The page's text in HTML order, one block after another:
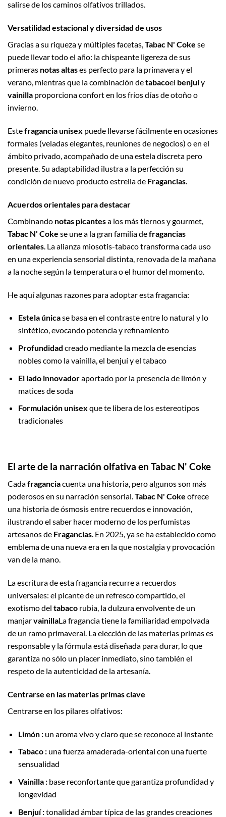
salirse de los caminos olfativos trillados.
Versatilidad estacional y diversidad de usos
Gracias a su riqueza y múltiples facetas,Tabac N' Coke se
puede llevar todo el año: la chispeante ligereza de sus
primeras notas altases perfecto para la primavera y el
verano, mientras que la combinación detabacoel benjuíy
vainilla proporciona confort en los fríos días de otoño o
invierno.
Estefragancia unisex puede llevarse fácilmente en ocasiones
formales (veladas elegantes, reuniones de negocios) o en el
ámbito privado, acompañado de una estela discreta pero
presente. Su adaptabilidad ilustra a la perfección su
condición de nuevo producto estrella de Fragancias.
Acuerdos orientales para destacar
Combinando notas picantesa los más tiernos y gourmet,
Tabac N' Coke se une a la gran familia defragancias
orientales. La alianza miosotis-tabaco transforma cada uso
en una experiencia sensorial distinta, renovada de la mañana
a la noche según la temperatura o el humor del momento.
He aquí algunas razones para adoptar esta fragancia:
Estela únicase basa en el contraste entre lo natural y lo
sintético, evocando potencia y refinamiento
Profundidad creado mediante la mezcla de esencias
nobles como la vainilla, el benjuí y el tabaco
El lado innovadoraportado por la presencia de limón y
matices de soda
Formulación unisex que te libera de los estereotipos
tradicionales
El arte de la narración olfativa en Tabac N' Coke
Cadafraganciacuenta una historia, pero algunos son más
poderosos en su narración sensorial.Tabac N' Coke ofrece
una historia de ósmosis entre recuerdos e innovación,
ilustrando el saber hacer moderno de los perfumistas
artesanos de Fragancias. En 2025, ya se ha establecido como
emblema de una nueva era en la que nostalgia y provocación
van de la mano.
La escritura de esta fragancia recurre a recuerdos
universales: el picante de un refresco compartido, el
exotismo del tabaco rubia, la dulzura envolvente de un
manjarvainillaLa fragancia tiene la familiaridad empolvada
de un ramo primaveral. La elección de las materias primas es
responsable y la fórmula está diseñada para durar, lo que
garantiza no sólo un placer inmediato, sino también el
respeto de la autenticidad de la artesanía.
Centrarse en las materias primas clave
Centrarse en los pilares olfativos:
Limón :un aroma vivo y claro que se reconoce al instante
Tabaco :una fuerza amaderada-oriental con una fuerte
sensualidad
Vainilla :base reconfortante que garantiza profundidad y
longevidad
Benjuí :tonalidad ámbar típica de las grandes creaciones